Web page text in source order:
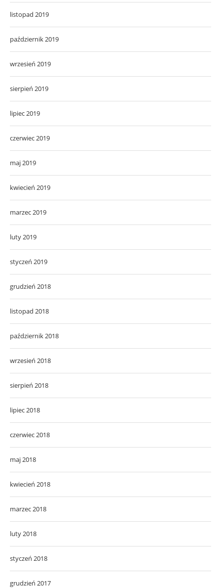
listopad 2019
październik 2019
wrzesień 2019
sierpień 2019
lipiec 2019
czerwiec 2019
maj 2019
kwiecień 2019
marzec 2019
luty 2019
styczeń 2019
grudzień 2018
listopad 2018
październik 2018
wrzesień 2018
sierpień 2018
lipiec 2018
czerwiec 2018
maj 2018
kwiecień 2018
marzec 2018
luty 2018
styczeń 2018
grudzień 2017